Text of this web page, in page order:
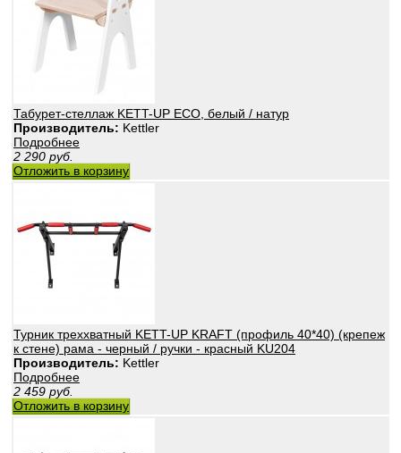
Табурет-стеллаж KETT-UP ECO, белый / натур
Производитель: Kettler
Подробнее
2 290 руб.
Отложить в корзину
Турник треххватный KETT-UP KRAFT (профиль 40*40) (крепеж
к стене) рама - черный / ручки - красный KU204
Производитель: Kettler
Подробнее
2 459 руб.
Отложить в корзину